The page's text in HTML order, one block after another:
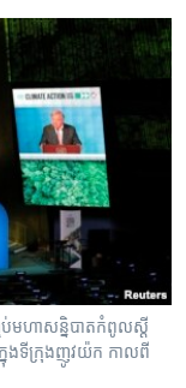
ប់​មហាសន្និបាត​កំពូល​ស្តី​
នុង​ទីក្រុង​ញូវយ៉ក កាលពី​